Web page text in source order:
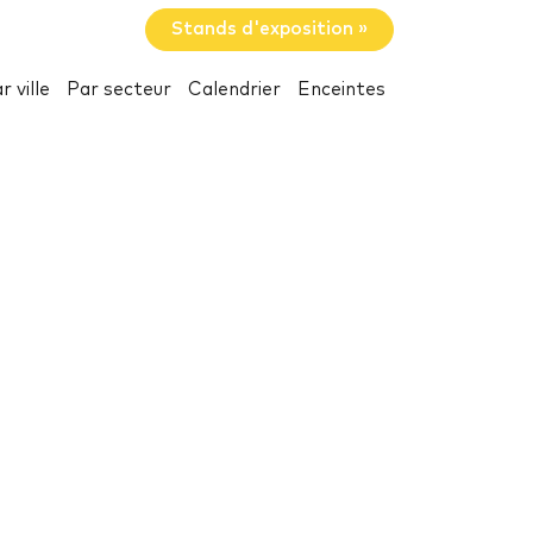
Stands d'exposition »
ville Par secteur Calendrier Enceintes